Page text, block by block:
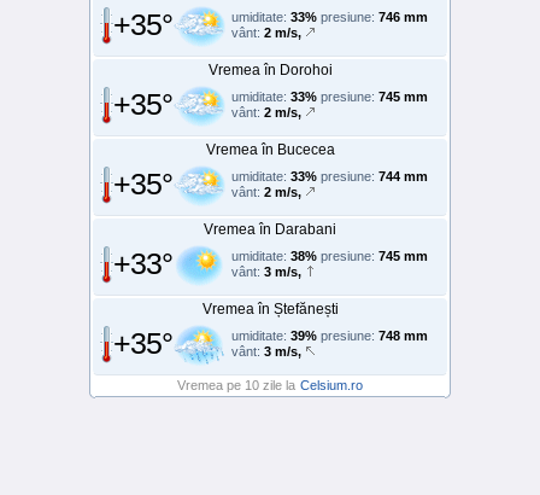
+35° umiditate: 33% presiune: 746 mm
vânt: 2 m/s,
Vremea în Dorohoi
+35° umiditate: 33% presiune: 745 mm
vânt: 2 m/s,
Vremea în Bucecea
+35° umiditate: 33% presiune: 744 mm
vânt: 2 m/s,
Vremea în Darabani
+33° umiditate: 38% presiune: 745 mm
vânt: 3 m/s,
Vremea în Ștefănești
+35° umiditate: 39% presiune: 748 mm
vânt: 3 m/s,
Vremea pe 10 zile la Celsium.ro